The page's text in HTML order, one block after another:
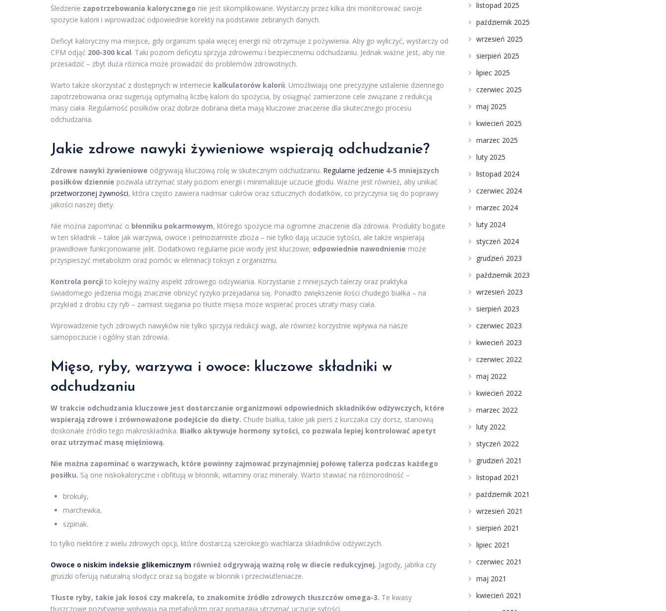
Śledzenie zapotrzebowania kalorycznego nie jest skomplikowane. Wystarczy przez kilka dni monitorować swoje
spożycie kalorii i wprowadzać odpowiednie korekty na podstawie zebranych danych.
Deficyt kaloryczny ma miejsce, gdy organizm spala więcej energii niż otrzymuje z pożywienia. Aby go wyliczyć, wystarczy od
CPM odjąć 200-300 kcal. Taki poziom deficytu sprzyja zdrowemu i bezpiecznemu odchudzaniu. Jednak ważne jest, aby nie
przesadzić – zbyt duża różnica może prowadzić do problemów zdrowotnych.
Warto także skorzystać z dostępnych w internecie kalkulatorów kalorii. Umożliwiają one precyzyjne ustalenie dziennego
zapotrzebowania oraz sugerują optymalną liczbę kalorii do spożycia, by osiągnąć zamierzone cele związane z redukcją
masy ciała. Regularność posiłków oraz dobrze dobrana dieta mają kluczowe znaczenie dla skutecznego procesu
odchudzania.
Jakie zdrowe nawyki żywieniowe wspierają odchudzanie?
Zdrowe nawyki żywieniowe odgrywają kluczową rolę w skutecznym odchudzaniu. Regularne jedzenie 4-5 mniejszych
posiłków dziennie pozwala utrzymać stały poziom energii i minimalizuje uczucie głodu. Ważne jest również, aby unikać
przetworzonej żywności, która często zawiera nadmiar cukrów oraz sztucznych dodatków, co przyczynia się do poprawy
jakości naszej diety.
Nie można zapominać o błonniku pokarmowym, którego spożycie ma ogromne znaczenie dla zdrowia. Produkty bogate
w ten składnik – takie jak warzywa, owoce i pełnoziarniste zboża – nie tylko dają uczucie sytości, ale także wspierają
prawidłowe funkcjonowanie jelit. Dodatkowo regularne picie wody jest kluczowe; odpowiednie nawodnienie może
przyspieszyć metabolizm oraz pomóc w eliminacji toksyn z organizmu.
Kontrola porcji to kolejny ważny aspekt zdrowego odżywiania. Korzystanie z mniejszych talerzy oraz praktyka
świadomego jedzenia mogą znacznie obniżyć ryzyko przejadania się. Ponadto zwiększenie ilości chudego białka – na
przykład z drobiu czy ryb – zamiast sięgania po tłuste mięsa może wspierać proces utraty masy ciała.
Wprowadzenie tych zdrowych nawyków nie tylko sprzyja redukcji wagi, ale również korzystnie wpływa na nasze
samopoczucie i ogólny stan zdrowia.
Mięso, ryby, warzywa i owoce: kluczowe składniki w
odchudzaniu
W trakcie odchudzania kluczowe jest dostarczanie organizmowi odpowiednich składników odżywczych, które
wspierają zdrowe i zrównoważone podejście do diety. Chude białka, takie jak pierś z kurczaka czy dorsz, stanowią
doskonałe źródło tego makroskładnika. Białko aktywuje hormony sytości, co pozwala lepiej kontrolować apetyt
oraz utrzymać masę mięśniową.
Nie można zapominać o warzywach, które powinny zajmować przynajmniej połowę talerza podczas każdego
posiłku. Są one niskokaloryczne i obfitują w błonnik, witaminy oraz minerały. Warto stawiać na różnorodność –
brokuły,
marchewka,
szpinak.
to tylko niektóre z wielu zdrowych opcji, które dostarczą szerokiego wachlarza składników odżywczych.
Owoce o niskim indeksie glikemicznym również odgrywają ważną rolę w diecie redukcyjnej. Jagody, jabłka czy
gruszki oferują naturalną słodycz oraz są bogate w błonnik i przeciwutleniacze.
Tłuste ryby, takie jak łosoś czy makrela, to znakomite źródło zdrowych tłuszczów omega-3. Te kwasy
tłuszczowe pozytywnie wpływają na metabolizm oraz pomagają utrzymać uczucie sytości.
listopad 2025
październik 2025
wrzesień 2025
sierpień 2025
lipiec 2025
czerwiec 2025
maj 2025
kwiecień 2025
marzec 2025
luty 2025
listopad 2024
czerwiec 2024
marzec 2024
luty 2024
styczeń 2024
grudzień 2023
październik 2023
wrzesień 2023
sierpień 2023
czerwiec 2023
kwiecień 2023
czerwiec 2022
maj 2022
kwiecień 2022
marzec 2022
luty 2022
styczeń 2022
grudzień 2021
listopad 2021
październik 2021
wrzesień 2021
sierpień 2021
lipiec 2021
czerwiec 2021
maj 2021
kwiecień 2021